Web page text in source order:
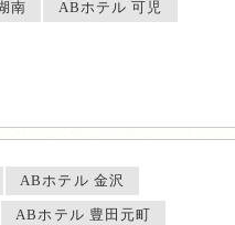
南
ABホテル 可児
ABホテル 金沢
ABホテル 豊田元町